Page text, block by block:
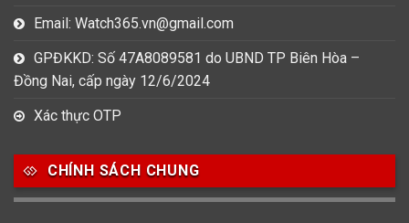
Email: Watch365.vn@gmail.com
GPĐKKD: Số 47A8089581 do UBND TP Biên Hòa –
Đồng Nai, cấp ngày 12/6/2024
Xác thực OTP
CHÍNH SÁCH CHUNG